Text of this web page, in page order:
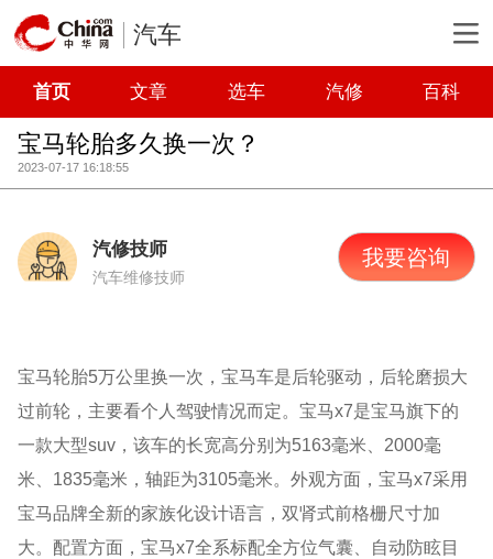
汽车
首页 文章 选车 汽修 百科
宝马轮胎多久换一次？
2023-07-17 16:18:55
汽修技师
汽车维修技师
我要咨询
宝马轮胎5万公里换一次，宝马车是后轮驱动，后轮磨损大
过前轮，主要看个人驾驶情况而定。宝马x7是宝马旗下的
一款大型suv，该车的长宽高分别为5163毫米、2000毫
米、1835毫米，轴距为3105毫米。外观方面，宝马x7采用
宝马品牌全新的家族化设计语言，双肾式前格栅尺寸加
大。配置方面，宝马x7全系标配全方位气囊、自动防眩目